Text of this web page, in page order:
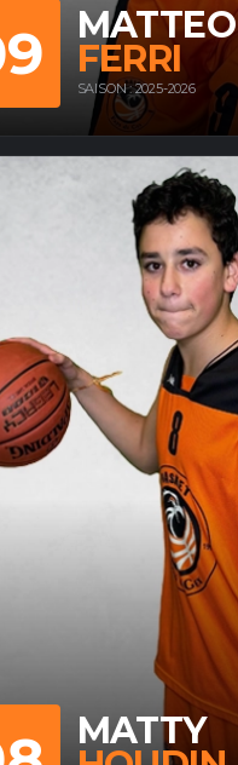
MATTEO
FERRI
SAISON : 2025-2026
MATTY